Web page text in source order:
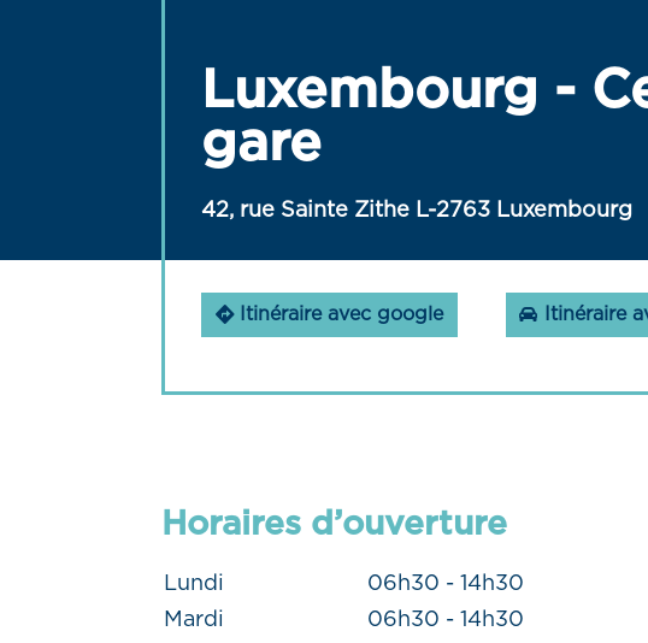
Luxembourg -
gare
42, rue Sainte Zithe L-2763 Luxembourg
Itinéraire avec google Itinéraire
Horaires d’ouverture
Lundi
06h30 - 14h30
Mardi
06h30 - 14h30